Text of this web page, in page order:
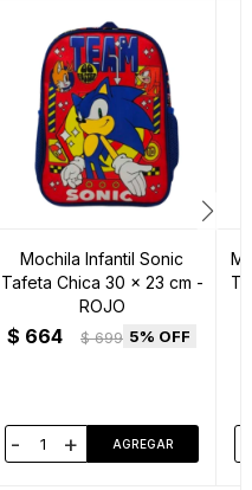
Mochila Infantil Sonic
Tafeta Chica 30 x 23 cm -
ROJO
$ 664 $ 699 5
- +